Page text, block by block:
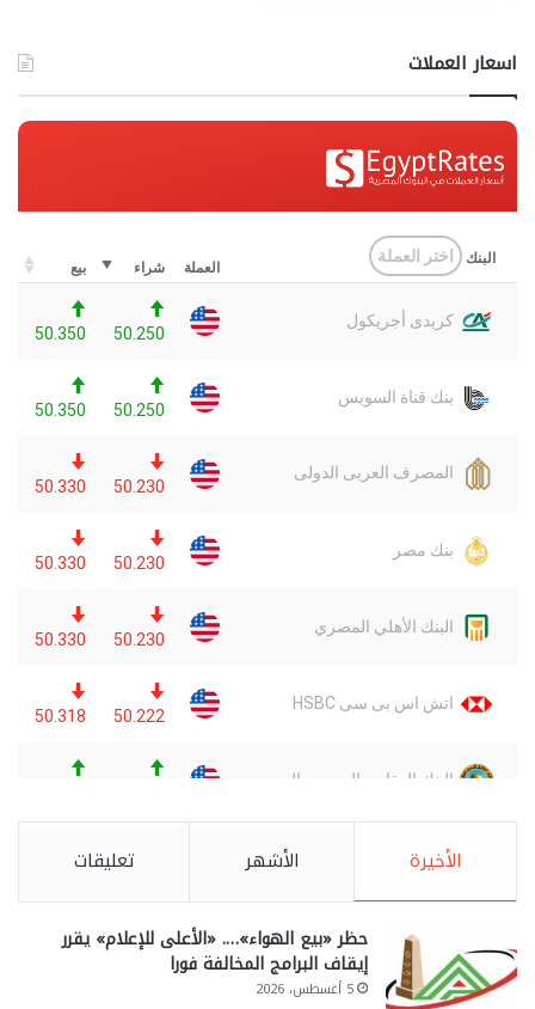
اسعار العملات
الأخيرة الأشهر تعليقات
حظر «بيع الهواء»…. «الأعلى للإعلام» يقرر
إيقاف البرامج المخالفة فورا
5 أغسطس، 2026